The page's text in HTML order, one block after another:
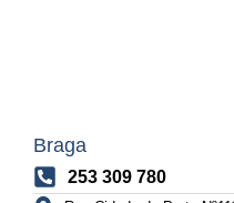
Braga
253 309 780